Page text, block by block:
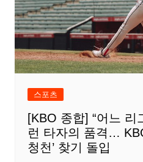
스포츠
[KBO 종합] “어느 리
런 타자의 품격…
청천’ 찾기 돌입